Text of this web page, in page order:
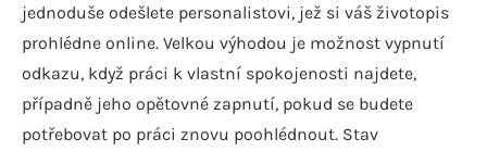
jednoduše odešlete personalistovi, jež si váš životopis
prohlédne online. Velkou výhodou je možnost vypnutí
odkazu, když práci k vlastní spokojenosti najdete,
případně jeho opětovné zapnutí, pokud se budete
potřebovat po práci znovu poohlédnout. Stav